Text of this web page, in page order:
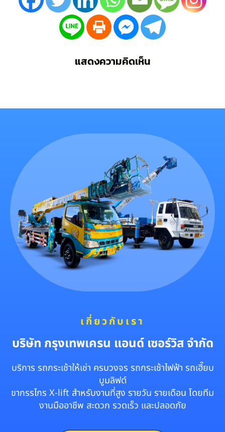
แสดงความคิดเห็น
เกี่ยวกับเรา
บริษัท กรุงเทพเครน แอนด์ เซอร์วิส จำกัด
บริการ รถกระเช้าให้เช่า ครบวงจร รถกระเช้าไฟฟ้า รถเฮี๊ยบ
บูมลิฟต์
ขากรรไกร X-lift สำหรับงานที่สูง รายวัน รายเดือน โดยทีม
งานมืออาชีพ สะดวก รวดเร็ว และปลอดภัย